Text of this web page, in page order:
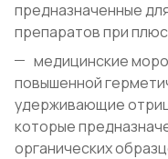
предназначенные
препаратов при
медицинские
повышенной
удерживающие
которые
органических